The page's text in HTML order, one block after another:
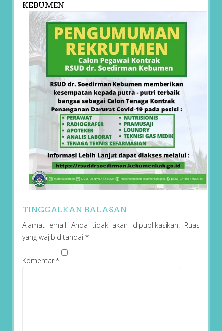
KEBUMEN
TINGGALKAN BALASAN
Alamat email Anda tidak akan dipublikasikan. Ruas
yang wajib ditandai *
Komentar *